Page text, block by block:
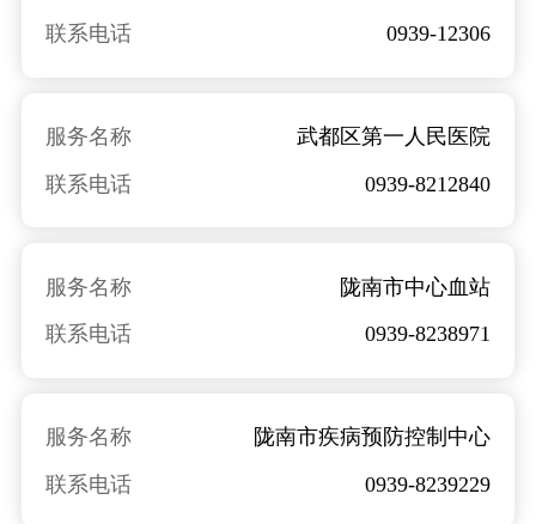
联系电话
0939-12306
服务名称
武都区第一人民医院
联系电话
0939-8212840
服务名称
陇南市中心血站
联系电话
0939-8238971
服务名称
陇南市疾病预防控制中心
联系电话
0939-8239229